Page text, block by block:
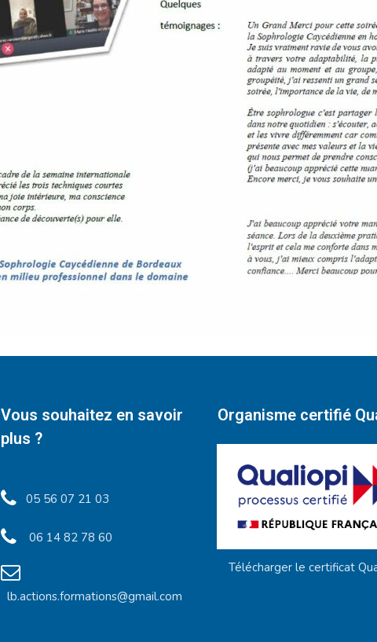
Vous souhaitez en savoir
plus ?
05 56 07 21 03
06 14 82 78 60
lb.actions.formations@gmail.com
Organisme certifié
Télécharger le certificat